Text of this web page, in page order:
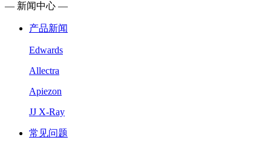
— 新闻中心 —
产品新闻
Edwards
Allectra
Apiezon
JJ X-Ray
常见问题